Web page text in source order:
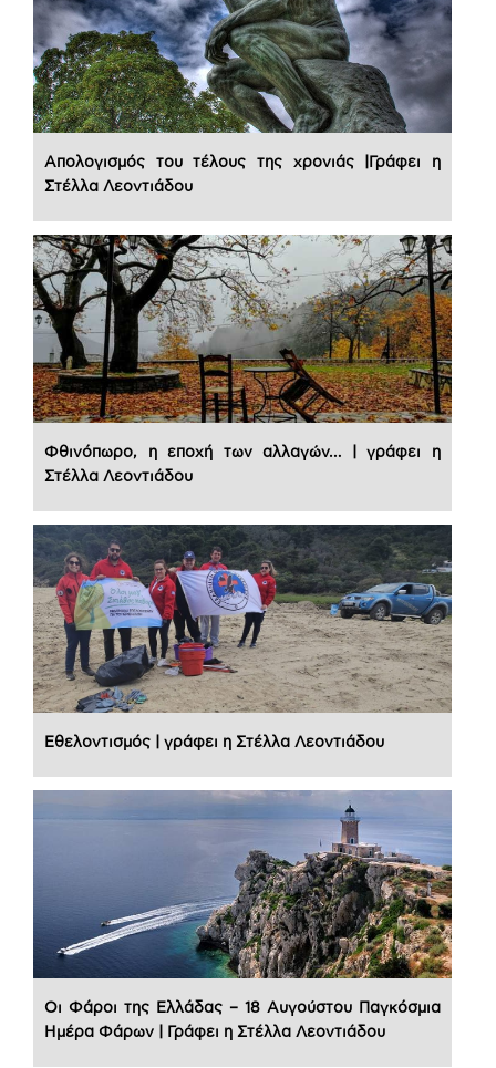
Απολογισμός του τέλους της χρονιάς |Γράφει η
Στέλλα Λεοντιάδου
Φθινόπωρο, η εποχή των αλλαγών… | γράφει η
Στέλλα Λεοντιάδου
Εθελοντισμός | γράφει η Στέλλα Λεοντιάδου
Οι Φάροι της Ελλάδας – 18 Αυγούστου Παγκόσμια
Ημέρα Φάρων | Γράφει η Στέλλα Λεοντιάδου